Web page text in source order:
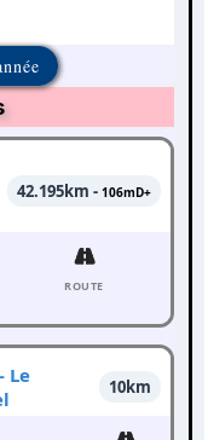
42.195km - 106mD+
ROUTE
Le
10km